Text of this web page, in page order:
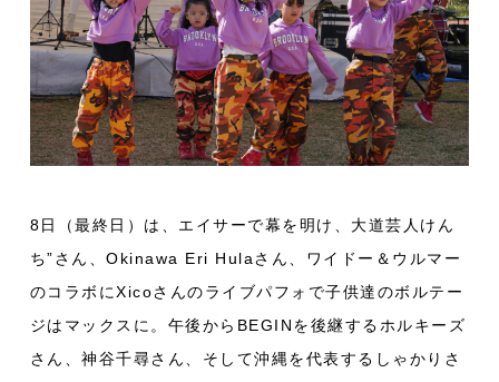
8日（最終日）は、エイサーで幕を明け、大道芸人けん
ち”さん、Okinawa Eri Hulaさん、ワイドー＆ウルマー
のコラボにXicoさんのライブパフォで子供達のボルテー
ジはマックスに。午後からBEGINを後継するホルキーズ
さん、神谷千尋さん、そして沖縄を代表するしゃかりさ